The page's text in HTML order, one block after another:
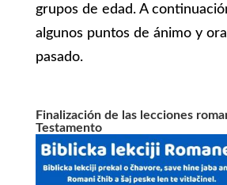
grupos de edad. A
algunos puntos de ánimo y
pasado.
Finalización de las lecciones
Testamento